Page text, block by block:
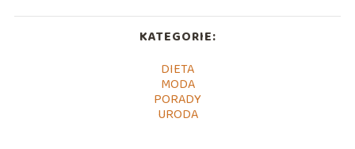
KATEGORIE:
DIETA
MODA
PORADY
URODA